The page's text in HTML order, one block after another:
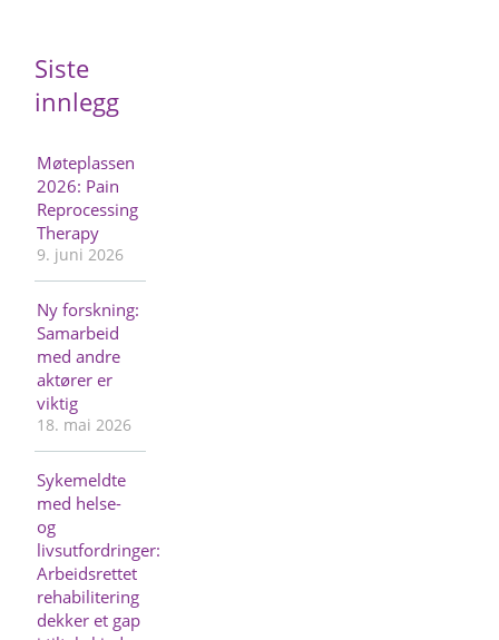
Siste
innlegg
Møteplassen
2026: Pain
Reprocessing
Therapy
9. juni 2026
Ny forskning:
Samarbeid
med andre
aktører er
viktig
18. mai 2026
Sykemeldte
med helse-
og
livsutfordringer:
Arbeidsrettet
rehabilitering
dekker et gap